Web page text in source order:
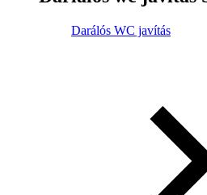
Darálós WC javítás